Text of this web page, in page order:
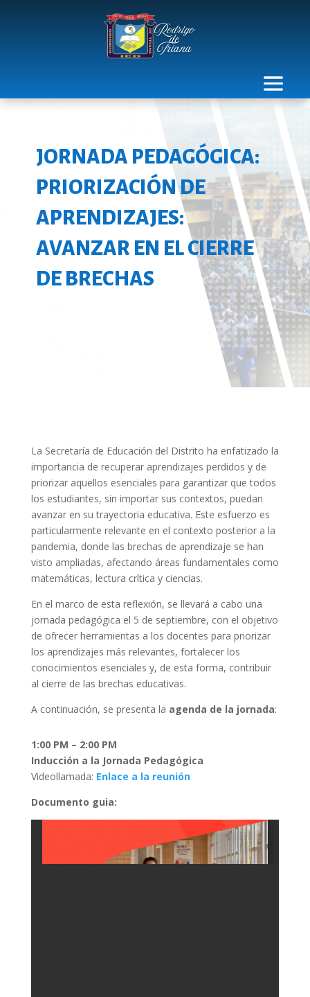
JORNADA PEDAGÓGICA:
PRIORIZACIÓN DE
APRENDIZAJES:
AVANZAR EN EL CIERRE
DE BRECHAS
La Secretaría de Educación del Distrito ha enfatizado la
importancia de recuperar aprendizajes perdidos y de
priorizar aquellos esenciales para garantizar que todos
los estudiantes, sin importar sus contextos, puedan
avanzar en su trayectoria educativa. Este esfuerzo es
particularmente relevante en el contexto posterior a la
pandemia, donde las brechas de aprendizaje se han
visto ampliadas, afectando áreas fundamentales como
matemáticas, lectura crítica y ciencias.
En el marco de esta reflexión, se llevará a cabo una
jornada pedagógica el 5 de septiembre, con el objetivo
de ofrecer herramientas a los docentes para priorizar
los aprendizajes más relevantes, fortalecer los
conocimientos esenciales y, de esta forma, contribuir
al cierre de las brechas educativas.
A continuación, se presenta la agenda de la jornada:
1:00 PM – 2:00 PM
Inducción a la Jornada Pedagógica
Videollamada: Enlace a la reunión
Documento guia: